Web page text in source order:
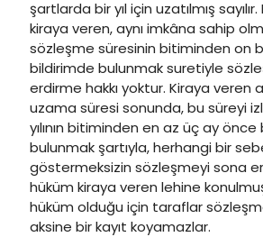
şartlarda bir yıl için uzatılmış sayılır.
kiraya veren, aynı imkâna sahip
sözleşme süresinin bitiminden on
bildirimde bulunmak suretiyle
erdirme hakkı yoktur. Kiraya veren
uzama süresi sonunda, bu süreyi
yılının bitiminden en az üç ay
bulunmak şartıyla, herhangi bir
göstermeksizin sözleşmeyi sona
hüküm kiraya veren lehine
hüküm olduğu için taraflar
aksine bir kayıt koyamazlar.